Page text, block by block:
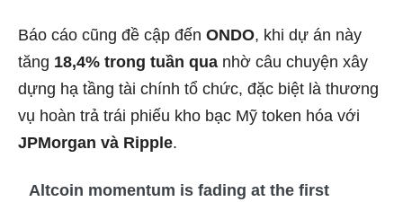
Báo cáo cũng đề cập đến ONDO, khi dự án này
tăng 18,4% trong tuần qua nhờ câu chuyện xây
dựng hạ tầng tài chính tổ chức, đặc biệt là thương
vụ hoàn trả trái phiếu kho bạc Mỹ token hóa với
JPMorgan và Ripple.
Altcoin momentum is fading at the first